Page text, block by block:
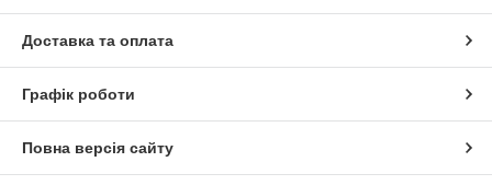
Доставка та оплата
Графік роботи
Повна версія сайту